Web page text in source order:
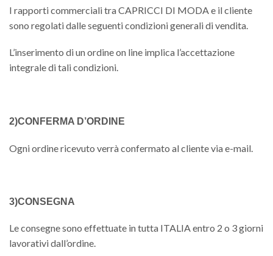
I rapporti commerciali tra CAPRICCI DI MODA e il cliente
sono regolati dalle seguenti condizioni generali di vendita.
L’inserimento di un ordine on line implica l’accettazione
integrale di tali condizioni.
2)CONFERMA D’ORDINE
Ogni ordine ricevuto verrà confermato al cliente via e-mail.
3)CONSEGNA
Le consegne sono effettuate in tutta ITALIA entro 2 o 3 giorni
lavorativi dall’ordine.